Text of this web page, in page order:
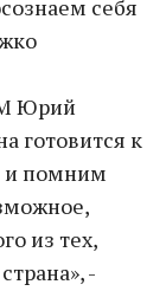
себя
Юрий
готовится к
и помним
из тех,
-